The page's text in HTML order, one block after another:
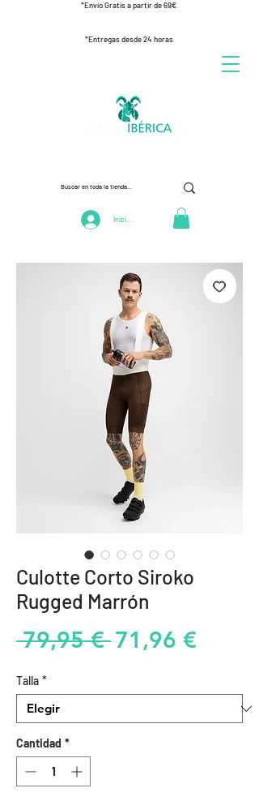
*Envío Gratis a partir de 69€
*Entregas desde 24 horas
Iniciar Sesión
Culotte Corto Siroko
Rugged Marrón
79,95 € Precio
71,96 €Precio
oferta
Talla *
Cantidad *